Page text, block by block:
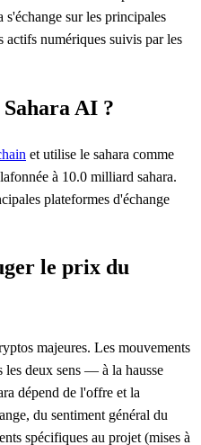
s'échange sur les principales
actifs numériques suivis par les
AI ?
et utilise le sahara comme
à 10.0 milliard sahara.
plateformes d'échange
le prix du
majeures. Les mouvements
les deux sens — à la hausse
dépend de l'offre et la
du sentiment général du
spécifiques au projet (mises à